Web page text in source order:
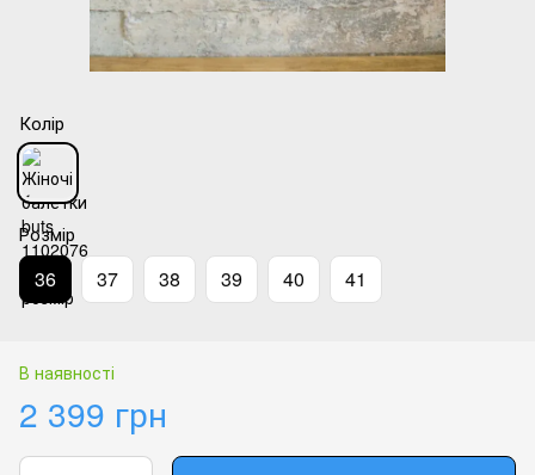
Колір
Розмір
36 37 38 39 40 41
В наявності
2 399 грн